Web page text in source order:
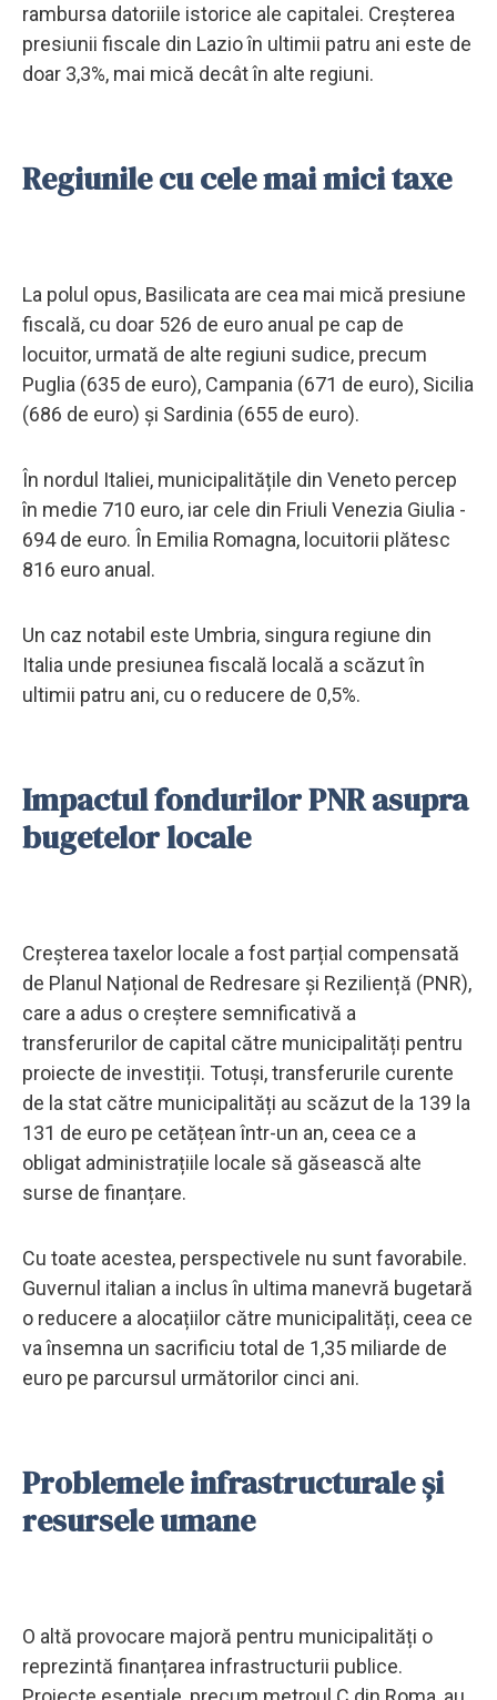
rambursa datoriile istorice ale capitalei. Creșterea
presiunii fiscale din Lazio în ultimii patru ani este de
doar 3,3%, mai mică decât în alte regiuni.
Regiunile cu cele mai mici taxe
La polul opus, Basilicata are cea mai mică presiune
fiscală, cu doar 526 de euro anual pe cap de
locuitor, urmată de alte regiuni sudice, precum
Puglia (635 de euro), Campania (671 de euro), Sicilia
(686 de euro) și Sardinia (655 de euro).
În nordul Italiei, municipalitățile din Veneto percep
în medie 710 euro, iar cele din Friuli Venezia Giulia -
694 de euro. În Emilia Romagna, locuitorii plătesc
816 euro anual.
Un caz notabil este Umbria, singura regiune din
Italia unde presiunea fiscală locală a scăzut în
ultimii patru ani, cu o reducere de 0,5%.
Impactul fondurilor PNR asupra
bugetelor locale
Creșterea taxelor locale a fost parțial compensată
de Planul Național de Redresare și Reziliență (PNR),
care a adus o creștere semnificativă a
transferurilor de capital către municipalități pentru
proiecte de investiții. Totuși, transferurile curente
de la stat către municipalități au scăzut de la 139 la
131 de euro pe cetățean într-un an, ceea ce a
obligat administrațiile locale să găsească alte
surse de finanțare.
Cu toate acestea, perspectivele nu sunt favorabile.
Guvernul italian a inclus în ultima manevră bugetară
o reducere a alocațiilor către municipalități, ceea ce
va însemna un sacrificiu total de 1,35 miliarde de
euro pe parcursul următorilor cinci ani.
Problemele infrastructurale și
resursele umane
O altă provocare majoră pentru municipalități o
reprezintă finanțarea infrastructurii publice.